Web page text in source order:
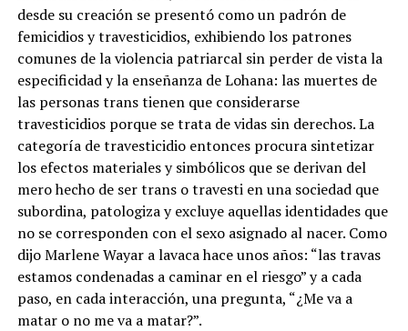
desde su creación se presentó como un padrón de
femicidios y travesticidios, exhibiendo los patrones
comunes de la violencia patriarcal sin perder de vista la
especificidad y la enseñanza de Lohana: las muertes de
las personas trans tienen que considerarse
travesticidios porque se trata de vidas sin derechos. La
categoría de travesticidio entonces procura sintetizar
los efectos materiales y simbólicos que se derivan del
mero hecho de ser trans o travesti en una sociedad que
subordina, patologiza y excluye aquellas identidades que
no se corresponden con el sexo asignado al nacer. Como
dijo Marlene Wayar a lavaca hace unos años: “las travas
estamos condenadas a caminar en el riesgo” y a cada
paso, en cada interacción, una pregunta, “¿Me va a
matar o no me va a matar?”.